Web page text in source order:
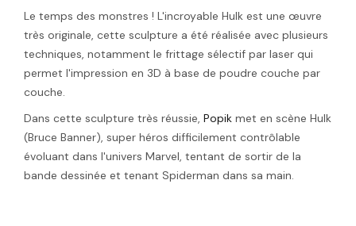
Le temps des monstres ! L'incroyable Hulk est une œuvre
très originale, cette sculpture a été réalisée avec plusieurs
techniques, notamment le frittage sélectif par laser qui
permet l'impression en 3D à base de poudre couche par
couche.
Dans cette sculpture très réussie, Popik met en scène Hulk
(Bruce Banner), super héros difficilement contrôlable
évoluant dans l'univers Marvel, tentant de sortir de la
bande dessinée et tenant Spiderman dans sa main.